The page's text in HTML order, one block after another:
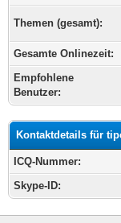
Themen (gesamt):
Gesamte Onlinezeit:
Empfohlene
Benutzer:
Kontaktdetails für
ICQ-Nummer:
Skype-ID: